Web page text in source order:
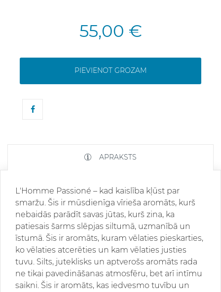
55,00 €
PIEVIENOT GROZAM
APRAKSTS
L'Homme Passioné – kad kaislība kļūst par
smaržu. Šis ir mūsdienīga vīrieša aromāts, kurš
nebaidās parādīt savas jūtas, kurš zina, ka
patiesais šarms slēpjas siltumā, uzmanībā un
īstumā. Šis ir aromāts, kuram vēlaties pieskarties,
ko vēlaties atcerēties un kam vēlaties justies
tuvu. Silts, juteklisks un aptverošs aromāts rada
ne tikai pavedināšanas atmosfēru, bet arī intīmu
saikni. Šis ir aromāts, kas iedvesmo tuvību un